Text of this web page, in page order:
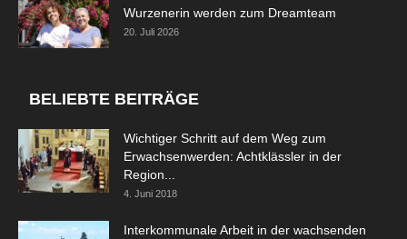
Wurzenerin werden zum Dreamteam
20. Juli 2026
BELIEBTE BEITRÄGE
Wichtiger Schritt auf dem Weg zum
Erwachsenwerden: Achtklässler in der
Region...
4. Juni 2018
Interkommunale Arbeit in der wachsenden